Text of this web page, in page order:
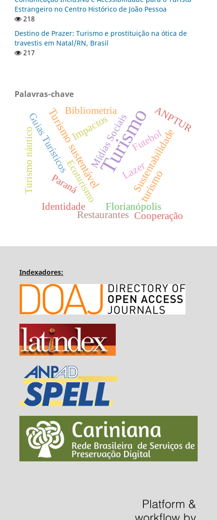
Estrangeiro no Centro Histórico de João Pessoa
218
Destino de Prazer: Turismo e prostituição na ótica de
travestis em Natal/RN, Brasil
217
Palavras-chave
Turismo
Turismo sustentável turismo
Impactos
Lazer
Sustentabilidade
Ecoturismo
Florianópolis
Mídias Sociais
Restaurantes
Paraná
Bibliometria
Identidade
Guias Turísticos Futebol
ANPTUR
Cooperação
Turismo náutico
Indexadores: